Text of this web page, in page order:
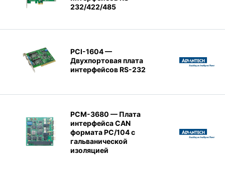
232/422/485
PCI-1604 —
Двухпортовая плата
интерфейсов RS-232
PCM-3680 — Плата
интерфейса CAN
формата PC/104 с
гальванической
изоляцией